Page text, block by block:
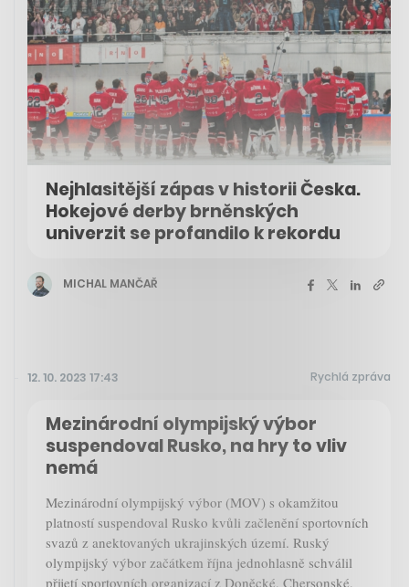
Nejhlasitější zápas v historii Česka.
Hokejové derby brněnských
univerzit se profandilo k rekordu
MICHAL MANČAŘ
12. 10. 2023 17:43 Rychlá zpráva
Mezinárodní olympijský výbor
suspendoval Rusko, na hry to vliv
nemá
Mezinárodní olympijský výbor (MOV) s okamžitou
platností suspendoval Rusko kvůli začlenění sportovních
svazů z anektovaných ukrajinských území. Ruský
olympijský výbor začátkem října jednohlasně schválil
přijetí sportovních organizací z Doněcké, Chersonské,